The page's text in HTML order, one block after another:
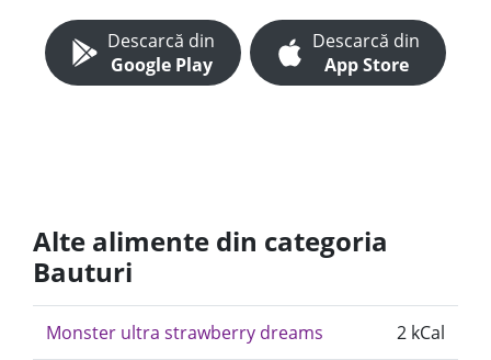
Descarcă din
Google Play
Descarcă din
App Store
Alte alimente din categoria
Bauturi
Monster ultra strawberry dreams 2 kCal